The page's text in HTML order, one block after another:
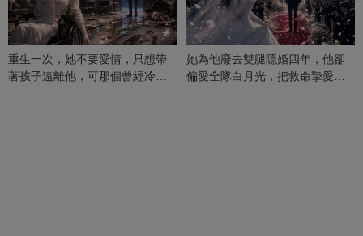
重生一次，她不要愛情，只想帶
著孩子遠離他，可那個曾經冷漠
她為他廢去雙腿隱婚四年，他卻
偏愛全隊白月光，把救命摯愛當